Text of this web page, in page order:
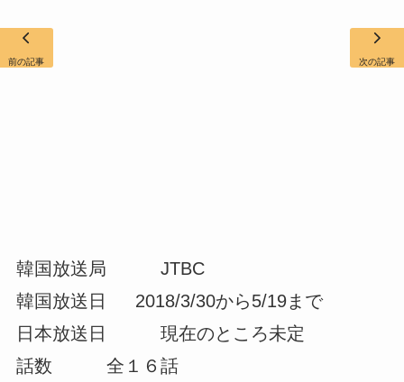
韓国放送局 JTBC
韓国放送日 2018/3/30から5/19まで
日本放送日 現在のところ未定
話数 全１６話
前の記事 次の記事